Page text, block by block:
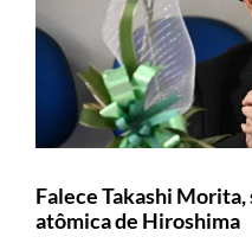
Falece Takashi
atômica de Hiroshima